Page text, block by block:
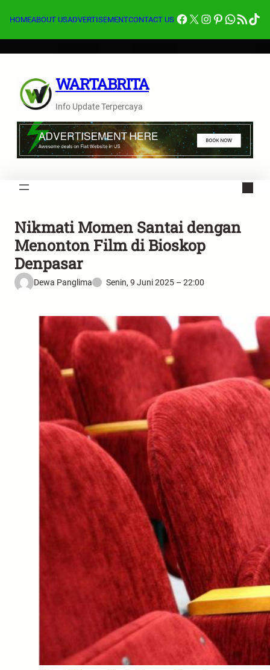
HOMEABOUT USADVERTISEMENTCONTACT US Facebook
X Instagram
Pinterest
Feed RSS
WARTABRITA
Info Update Terpercaya
Nikmati Momen Santai dengan
Menonton Film di Bioskop
Denpasar
Dewa Panglima Senin, 9 Juni 2025 – 22:00